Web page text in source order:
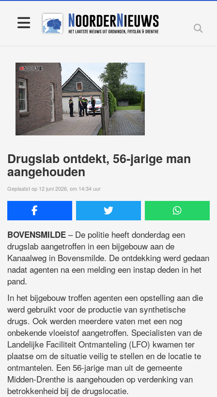
Drugslab ontdekt, 56-jarige man
aangehouden
Geplaatst op 12 juni 2026, om 14:34 uur
BOVENSMILDE – De politie heeft donderdag een
drugslab aangetroffen in een bijgebouw aan de
Kanaalweg in Bovensmilde. De ontdekking werd gedaan
nadat agenten na een melding een instap deden in het
pand.
In het bijgebouw troffen agenten een opstelling aan die
werd gebruikt voor de productie van synthetische
drugs. Ook werden meerdere vaten met een nog
onbekende vloeistof aangetroffen. Specialisten van de
Landelijke Faciliteit Ontmanteling (LFO) kwamen ter
plaatse om de situatie veilig te stellen en de locatie te
ontmantelen. Een 56-jarige man uit de gemeente
Midden-Drenthe is aangehouden op verdenking van
betrokkenheid bij de drugslocatie.